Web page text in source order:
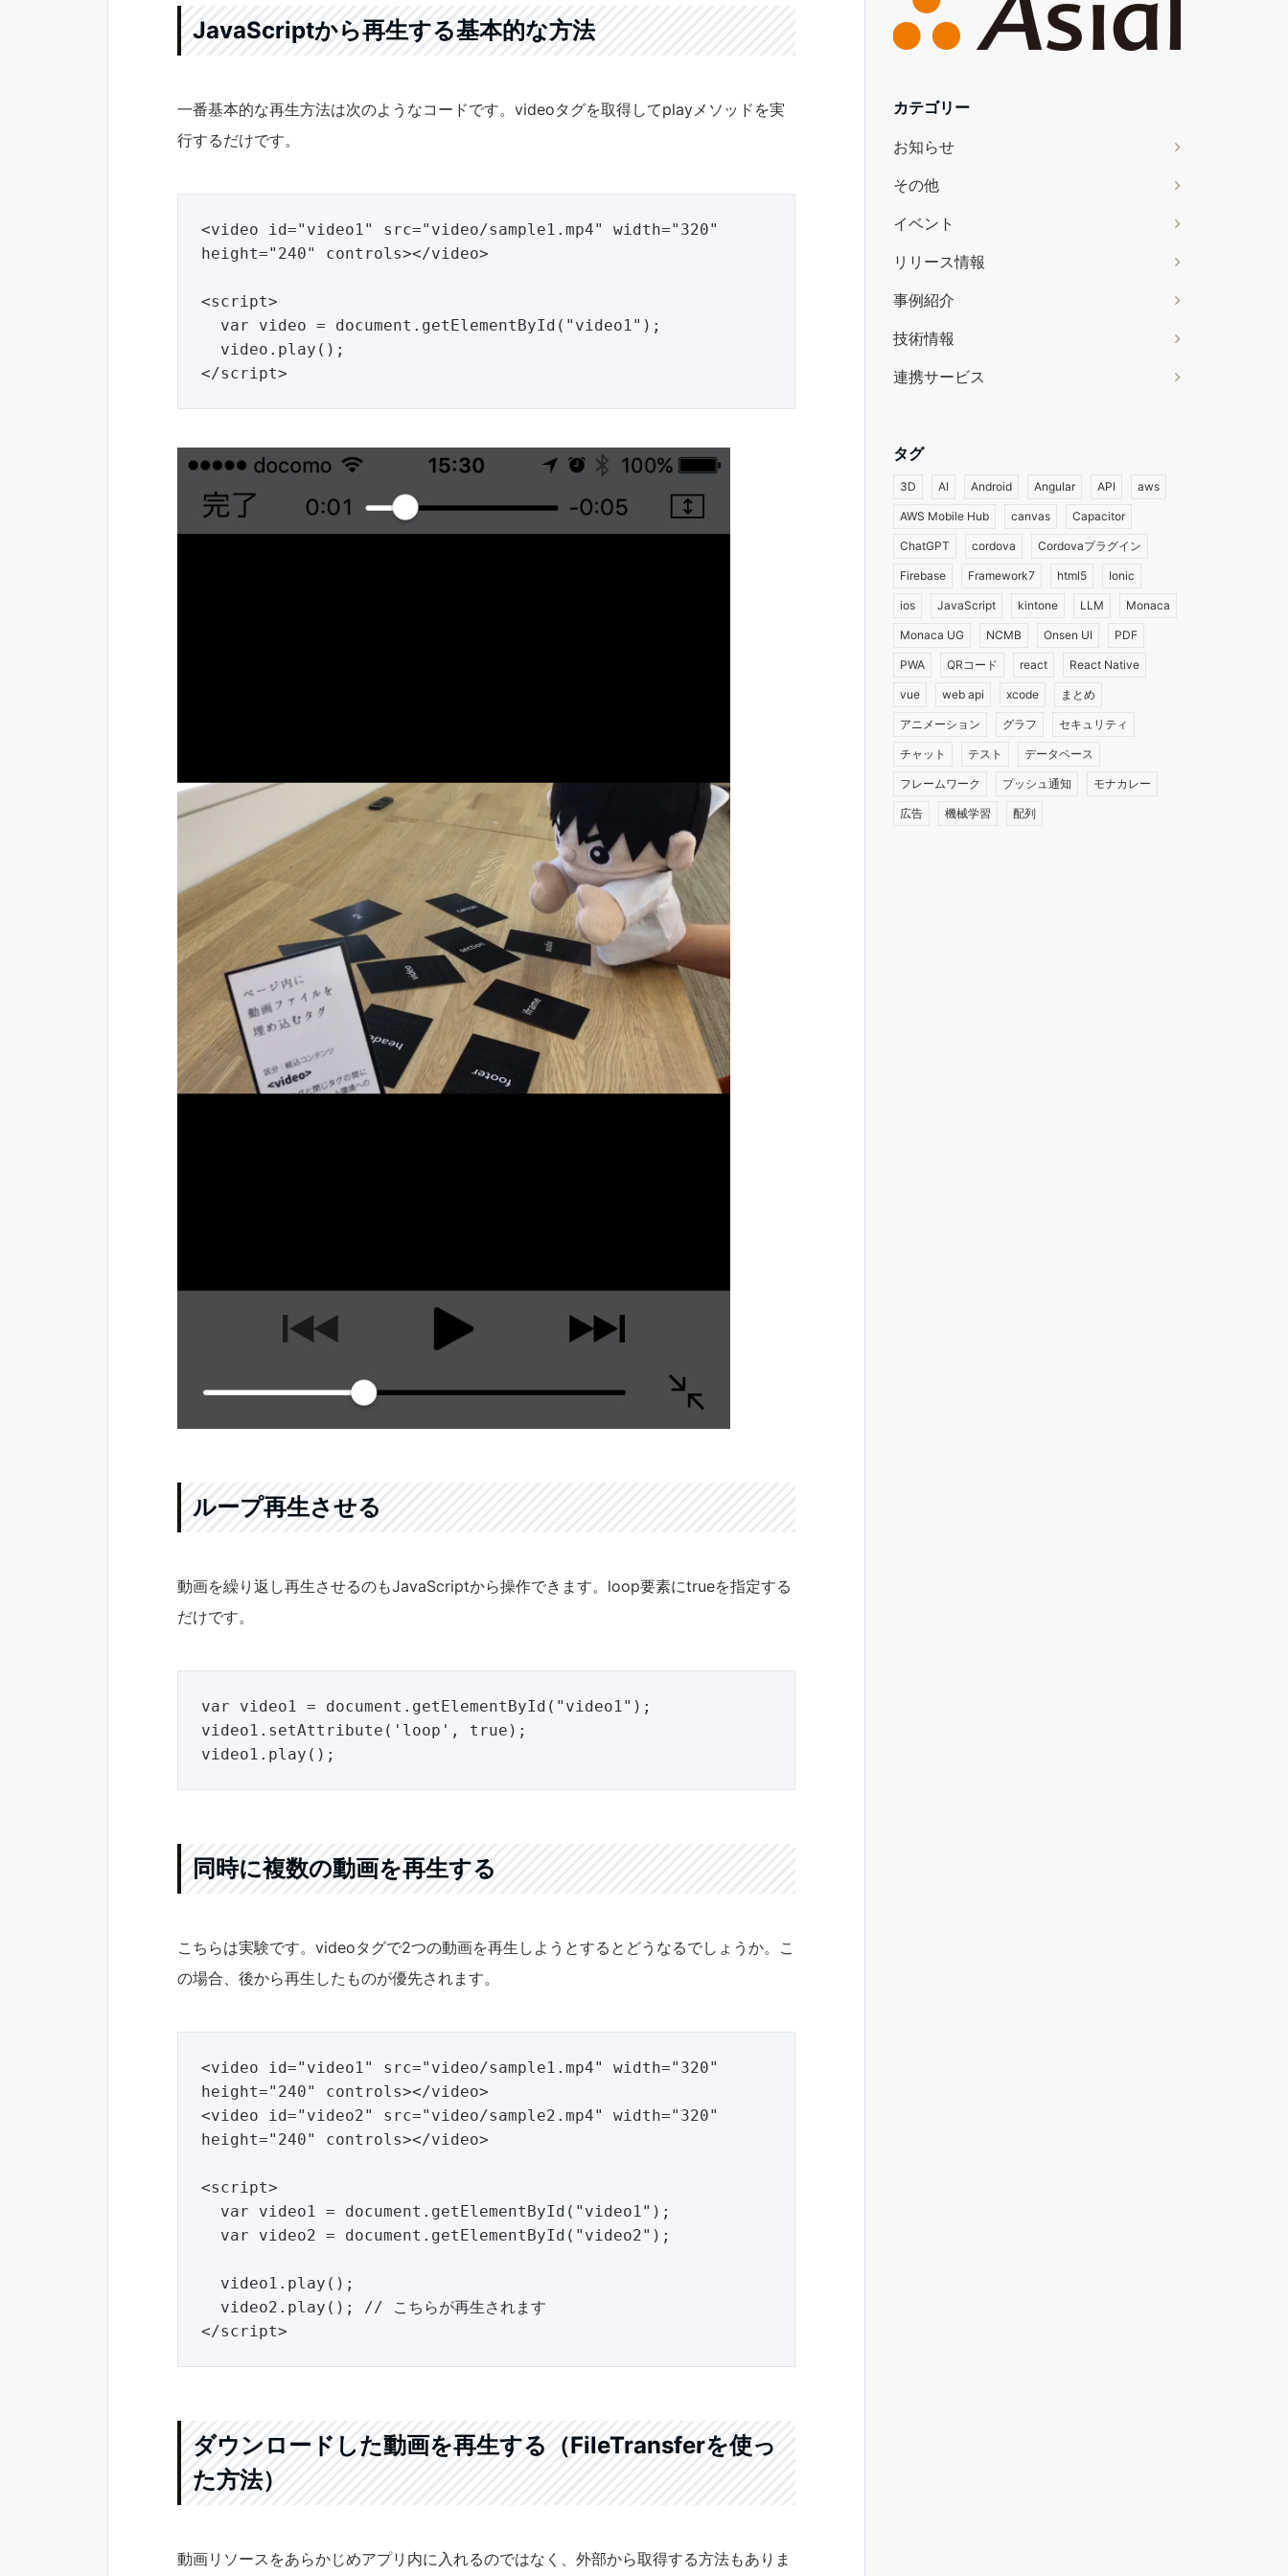
JavaScriptから再生する基本的な方法
一番基本的な再生方法は次のようなコードです。videoタグを取得してplayメソッドを実
行するだけです。
<video id="video1" src="video/sample1.mp4" width="320"
height="240" controls></video>
<script>
ループ再生させる
動画を繰り返し再生させるのもJavaScriptから操作できます。loop要素にtrueを指定する
だけです。
var video1 = document.getElementById("video1");
video1.setAttribute('loop', true);
同時に複数の動画を再生する
こちらは実験です。videoタグで2つの動画を再生しようとするとどうなるでしょうか。こ
の場合、後から再生したものが優先されます。
<video id="video1" src="video/sample1.mp4" width="320"
height="240" controls></video>
<video id="video2" src="video/sample2.mp4" width="320"
height="240" controls></video>
<script>
ダウンロードした動画を再生する（FileTransferを使っ
た方法）
動画リソースをあらかじめアプリ内に入れるのではなく、外部から取得する方法もありま
カテゴリー
お知らせ
その他
イベント
リリース情報
事例紹介
技術情報
連携サービス
タグ
3D AI Android Angular API aws
AWS Mobile Hub canvas Capacitor
ChatGPT cordova Cordovaプラグイン
Firebase Framework7 html5 Ionic
ios JavaScript kintone LLM Monaca
Monaca UG NCMB Onsen UI PDF
PWA QRコード react React Native
vue web api xcode まとめ
アニメーション グラフ セキュリティ
チャット テスト データベース
フレームワーク プッシュ通知 モナカレー
広告 機械学習 配列